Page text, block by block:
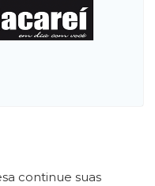
continue suas